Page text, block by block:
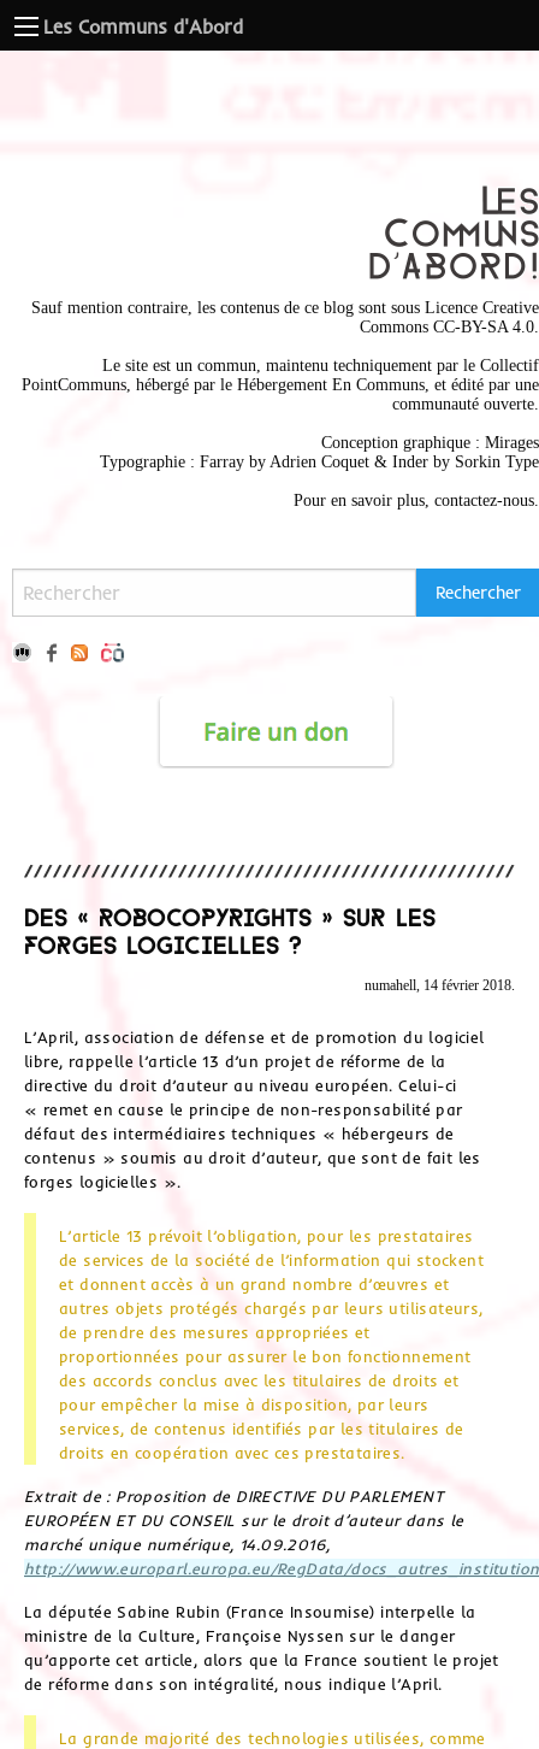
Les Communs d'Abord
Sauf mention contraire, les contenus de ce blog sont sous Licence Creative
Commons CC-BY-SA 4.0
Le site est un commun, maintenu techniquement par le Collectif
PointCommuns , hébergé par le Hébergement En Communs , et édité par une
communauté ouverte.
Conception graphique : Mirages
Typographie : Farray by Adrien Coquet & Inder by Sorkin Type
Pour en savoir plus, contactez-nous
Des « robocopyrights » sur les
forges logicielles ?
numahell, 14 février 2018.
L’April, association de défense et de promotion du logiciel
libre, rappelle l’article 13 d’un projet de réforme de la
directive du droit d’auteur au niveau européen. Celui-ci
« remet en cause le principe de non-responsabilité par
défaut des intermédiaires techniques « hébergeurs de
contenus » soumis au droit d’auteur, que sont de fait les
forges logicielles ».
L’article13 prévoit l’obligation, pour les prestataires
de services de la société de l’information qui stockent
et donnent accès à un grand nombre d’œuvres et
autres objets protégés chargés par leurs utilisateurs,
de prendre des mesures appropriées et
proportionnées pour assurer le bon fonctionnement
des accords conclus avec les titulaires de droits et
pour empêcher la mise à disposition, par leurs
services, de contenus identifiés par les titulaires de
droits en coopération avec ces prestataires.
Extrait de : Proposition de DIRECTIVE DU PARLEMENT
EUROPÉEN ET DU CONSEIL sur le droit d’auteur dans le
marché unique numérique, 14.09.2016,
http://www.europarl.europa.eu/RegData/
La députée Sabine Rubin (France Insoumise) interpelle la
ministre de la Culture, Françoise Nyssen sur le danger
qu’apporte cet article, alors que la France soutient le projet
de réforme dans son intégralité, nous indique l’April.
La grande majorité des technologies utilisées, comme